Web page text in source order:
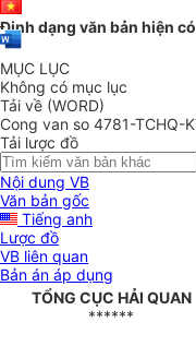
Định dạng văn bản hiện
MỤC LỤC
Không có mục lục
Tải về (WORD)
Cong van so 4781-TCHQ-
Tải lược đồ
Nội dung VB
Văn bản gốc
Tiếng anh
Lược đồ
VB liên quan
Bản án áp dụng
TỔNG CỤC HẢI QUAN
******